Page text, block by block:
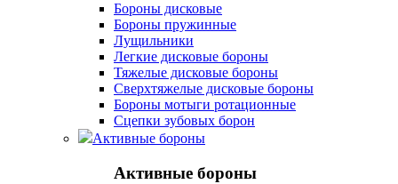
Бороны дисковые
Бороны пружинные
Лущильники
Легкие дисковые бороны
Тяжелые дисковые бороны
Сверхтяжелые дисковые бороны
Бороны мотыги ротационные
Сцепки зубовых борон
Активные бороны
Активные бороны